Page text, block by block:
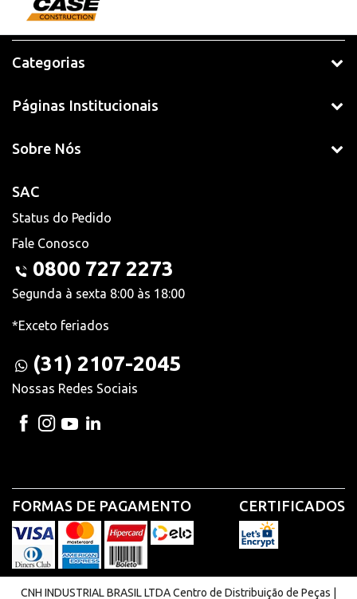
Categorias
Páginas Institucionais
Sobre Nós
SAC
Status do Pedido
Fale Conosco
0800 727 2273
Segunda à sexta 8:00 às 18:00
*Exceto feriados
(31) 2107-2045
Nossas Redes Sociais
FORMAS DE PAGAMENTO CERTIFICADOS
CNH INDUSTRIAL BRASIL LTDA Centro de Distribuição de Peças |